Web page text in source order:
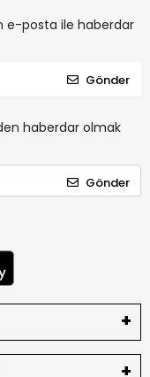
e-posta ile haberdar
Gönder
haberdar olmak
Gönder